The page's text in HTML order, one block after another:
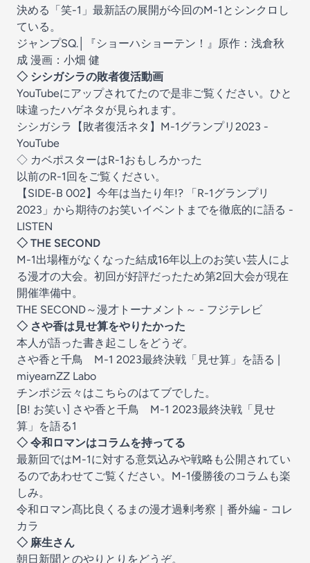
決める「笑-1」最新話の展開が今回のM-1とシンクロし
ている。
ジャンプSQ.│『ショーハショーテン！』原作：浅倉秋
成 漫画：小畑 健
◇ シシガシラの敗者復活動画
YouTubeにアップされてたので是非ご覧ください。ひと
味違ったハゲネタが見られます。
シシガシラ【敗者復活ネタ】M-1グランプリ2023 -
YouTube
◇ カベポスターはR-1おもしろかった
以前のR-1回をご覧ください。
【SIDE-B 002】今年は当たり年!? 「R-1グランプリ
2023」から期待のお笑いイベントまでを徹底的に語る -
LISTEN
◇ THE SECOND
M-1出場権がなくなった結成16年以上のお笑い芸人によ
る漫才の大会。初回が好評だったため第2回大会が現在
開催準備中。
THE SECOND～漫才トーナメント～ - フジテレビ
◇ さや香は見せ算をやりたかった
本人が語った書き起こしをどうぞ。
さや香と千鳥 M-1 2023最終決戦「見せ算」を語る |
miyearnZZ Labo
チンポジ云々はこちらのはてブでした。
[B! お笑い] さや香と千鳥 M-1 2023最終決戦「見せ
算」を語る1
◇ 令和ロマンはコラムを持ってる
最新回ではM-1に対する意気込みや戦略も公開されてい
るのであわせてご覧ください。M-1優勝後のコラムも楽
しみ。
令和ロマン髙比良くるまの漫才過剰考察｜番外編 - コレ
カラ
◇ 麻生さん
朝日新聞とのやりとりをどうぞ。